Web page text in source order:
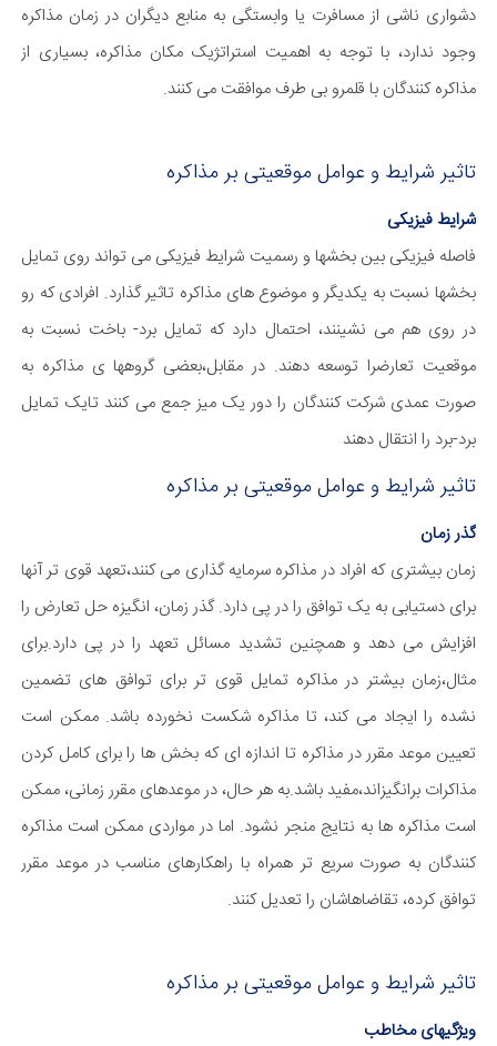
دشواری ناشی از مسافرت یا وابستگی به منابع دیگران در زمان مذاکره
وجود ندارد، با توجه به اهمیت استراتژیک مکان مذاکره، بسیاری از
مذاکره کنندگان با قلمرو بی طرف موافقت می کنند.
تاثیر شرایط و عوامل موقعیتی بر مذاکره
شرایط فیزیکی
فاصله فیزیکی بین بخشها و رسمیت شرایط فیزیکی می تواند روی تمایل
بخشها نسبت به یکدیگر و موضوع های مذاکره تاثیر گذارد. افرادی که رو
در روی هم می نشینند، احتمال دارد که تمایل برد- باخت نسبت به
موقعیت تعارضرا توسعه دهند. در مقابل،بعضی گروهها ی مذاکره به
صورت عمدی شرکت کنندگان را دور یک میز جمع می کنند تایک تمایل
برد-برد را انتقال دهند
تاثیر شرایط و عوامل موقعیتی بر مذاکره
گذر زمان
زمان بیشتری که افراد در مذاکره سرمایه گذاری می کنند،تعهد قوی تر آنها
برای دستیابی به یک توافق را در پی دارد. گذر زمان، انگیزه حل تعارض را
افزایش می دهد و همچنین تشدید مسائل تعهد را در پی دارد.برای
مثال،زمان بیشتر در مذاکره تمایل قوی تر برای توافق های تضمین
نشده را ایجاد می کند، تا مذاکره شکست نخورده باشد. ممکن است
تعیین موعد مقرر در مذاکره تا اندازه ای که بخش ها را برای کامل کردن
مذاکرات برانگیزاند،مفید باشد.به هر حال، در موعدهای مقرر زمانی، ممکن
است مذاکره ها به نتایج منجر نشود. اما در مواردی ممکن است مذاکره
کنندگان به صورت سریع تر همراه با راهکارهای مناسب در موعد مقرر
توافق کرده، تقاضاهاشان را تعدیل کنند.
تاثیر شرایط و عوامل موقعیتی بر مذاکره
ویژگیهای مخاطب